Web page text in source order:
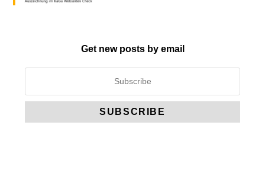
Get new posts by email